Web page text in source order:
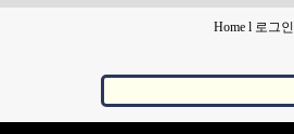
Home l 로그인